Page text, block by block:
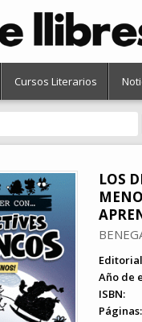
Cursos Literarios
LOS
Año de
ISBN:
Páginas: